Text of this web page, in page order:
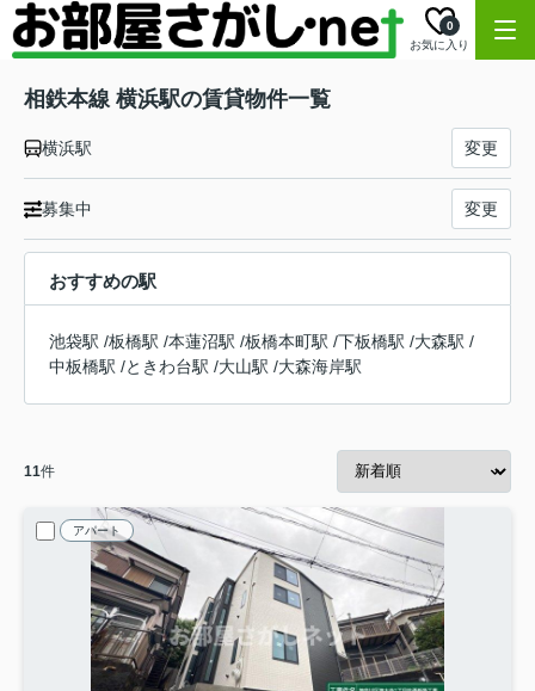
お気に入り
0
相鉄本線 横浜駅の賃貸物件一覧
横浜駅 変更
募集中 変更
おすすめの駅
池袋駅 /板橋駅 /本蓮沼駅 /板橋本町駅 /下板橋駅 /大森駅 /
中板橋駅 /ときわ台駅 /大山駅 /大森海岸駅
11件
アパート